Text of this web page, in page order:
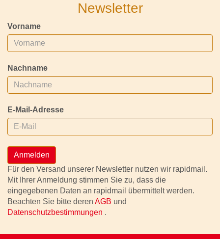
Newsletter
Vorname
Nachname
E-Mail-Adresse
Anmelden
Für den Versand unserer Newsletter nutzen wir rapidmail.
Mit Ihrer Anmeldung stimmen Sie zu, dass die
eingegebenen Daten an rapidmail übermittelt werden.
Beachten Sie bitte deren AGB und
Datenschutzbestimmungen .